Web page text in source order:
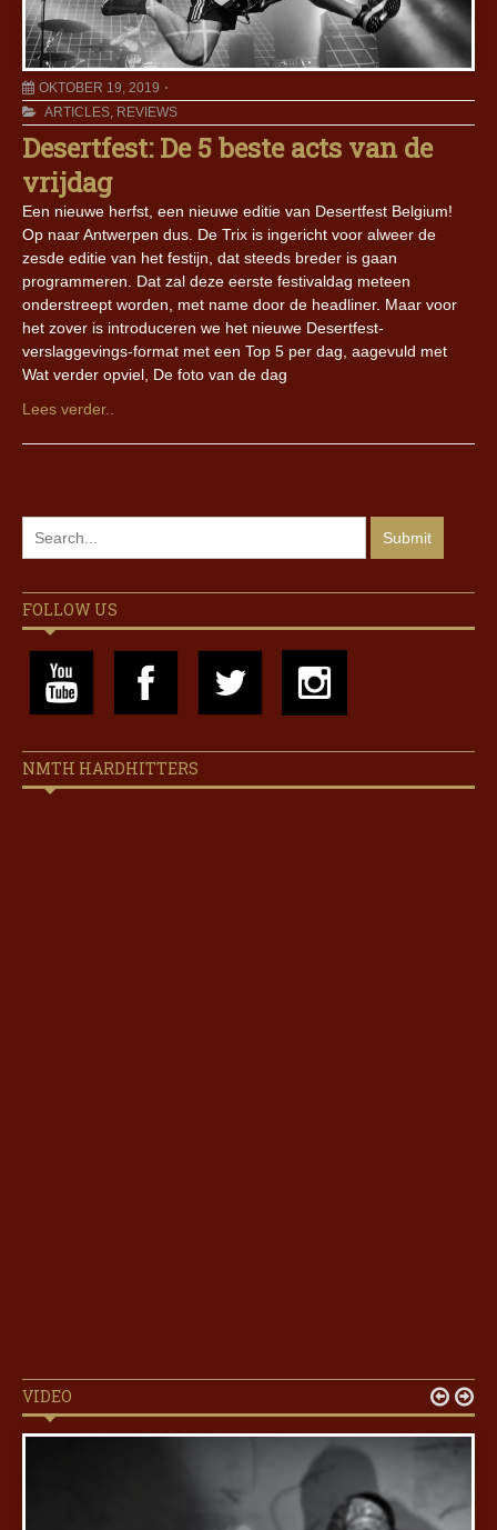
OKTOBER 19, 2019
ARTICLES, REVIEWS
Desertfest: De 5 beste acts van de
vrijdag
Een nieuwe herfst, een nieuwe editie van Desertfest Belgium!
Op naar Antwerpen dus. De Trix is ingericht voor alweer de
zesde editie van het festijn, dat steeds breder is gaan
programmeren. Dat zal deze eerste festivaldag meteen
onderstreept worden, met name door de headliner. Maar voor
het zover is introduceren we het nieuwe Desertfest-
verslaggevings-format met een Top 5 per dag, aagevuld met
Wat verder opviel, De foto van de dag
Lees verder..
FOLLOW US
NMTH HARDHITTERS
VIDEO  